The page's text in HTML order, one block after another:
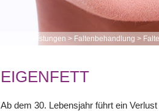
Leistungen > Faltenbehandlung >
EIGENFETT
Ab dem 30. Lebensjahr führt ein